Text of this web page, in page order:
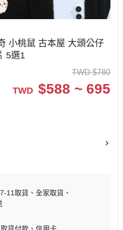
小桃鼠 古本屋 大頭公仔
5選1
TWD $780
TWD $588 ~ 695
7-11取貨
全家取貨